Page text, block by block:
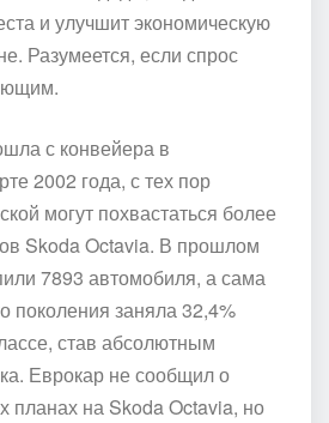
и улучшит экономическую
Разумеется, если спрос
с конвейера в
2002 года, с тех пор
могут похвастаться более
Skoda Octavia. В прошлом
7893 автомобиля, а сама
поколения заняла 32,4%
став абсолютным
Еврокар не сообщил о
планах на Skoda Octavia, но